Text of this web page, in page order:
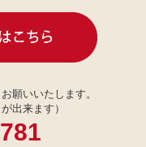
願いいたします。
出来ます）